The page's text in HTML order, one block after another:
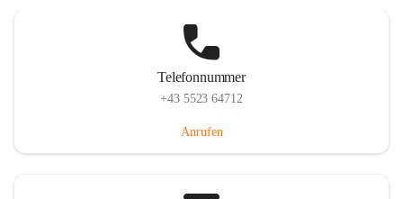
Telefonnummer
+43 5523 64712
Anrufen